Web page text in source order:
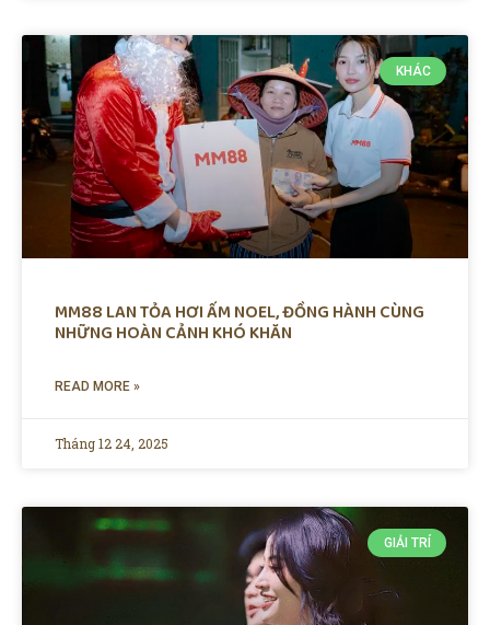
KHÁC
MM88 LAN TỎA HƠI ẤM NOEL, ĐỒNG HÀNH CÙNG
NHỮNG HOÀN CẢNH KHÓ KHĂN
READ MORE »
Tháng 12 24, 2025
GIẢI TRÍ